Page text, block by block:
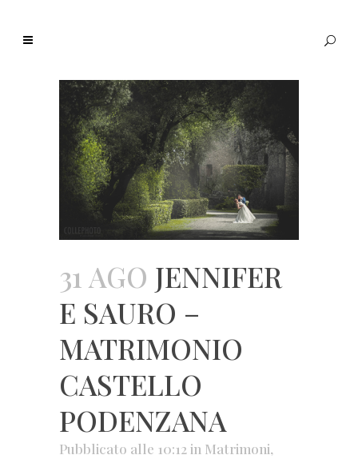
31 AGO JENNIFER
E SAURO –
MATRIMONIO
CASTELLO
PODENZANA
Pubblicato alle 10:12in Matrimoni,